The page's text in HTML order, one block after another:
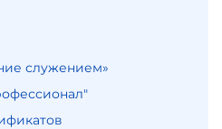
служением»